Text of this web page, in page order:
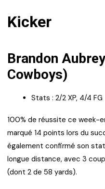
Kicker
Brandon
Cowboys)
Stats : 2/2 XP, 4/4 FG
100% de réussite ce week-
marqué 14 points lors du
également confirmé son
longue distance, avec 3
(dont 2 de 58 yards).